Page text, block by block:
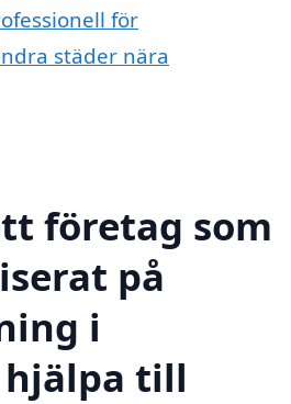
för
städer nära
företag som
på
i
hjälpa till